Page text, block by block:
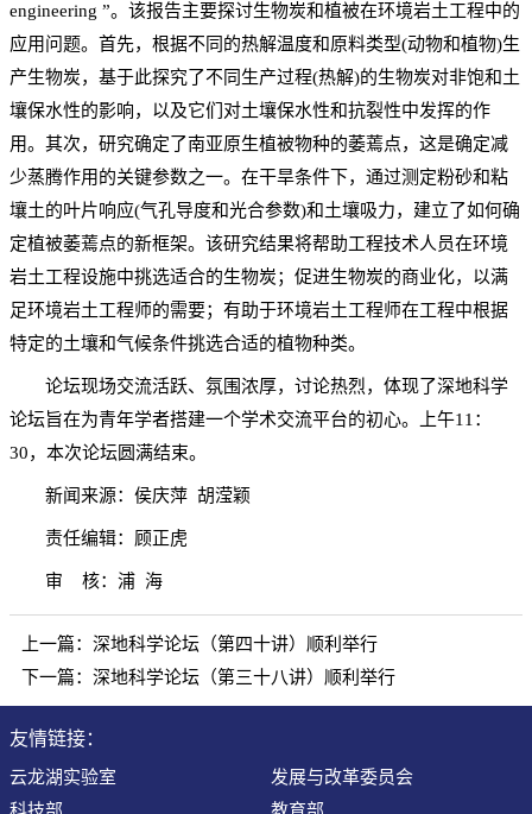
engineering ”。该报告主要探讨生物炭和植被在环境岩土工程中的
应用问题。首先，根据不同的热解温度和原料类型(动物和植物)生
产生物炭，基于此探究了不同生产过程(热解)的生物炭对非饱和土
壤保水性的影响，以及它们对土壤保水性和抗裂性中发挥的作
用。其次，研究确定了南亚原生植被物种的萎蔫点，这是确定减
少蒸腾作用的关键参数之一。在干旱条件下，通过测定粉砂和粘
壤土的叶片响应(气孔导度和光合参数)和土壤吸力，建立了如何确
定植被萎蔫点的新框架。该研究结果将帮助工程技术人员在环境
岩土工程设施中挑选适合的生物炭；促进生物炭的商业化，以满
足环境岩土工程师的需要；有助于环境岩土工程师在工程中根据
特定的土壤和气候条件挑选合适的植物种类。
论坛现场交流活跃、氛围浓厚，讨论热烈，体现了深地科学
论坛旨在为青年学者搭建一个学术交流平台的初心。上午11：
30，本次论坛圆满结束。
新闻来源：侯庆萍 胡滢颖
责任编辑：顾正虎
审 核：浦 海
上一篇： 深地科学论坛（第四十讲）顺利举行
下一篇： 深地科学论坛（第三十八讲）顺利举行
友情链接：
云龙湖实验室
发展与改革委员会